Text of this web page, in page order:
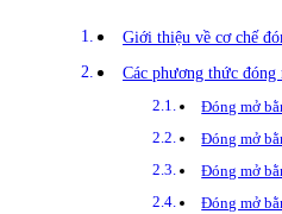
Giới thiệu về cơ chế
Các phương thức
Đóng mở
Đóng mở
Đóng mở
Đóng mở